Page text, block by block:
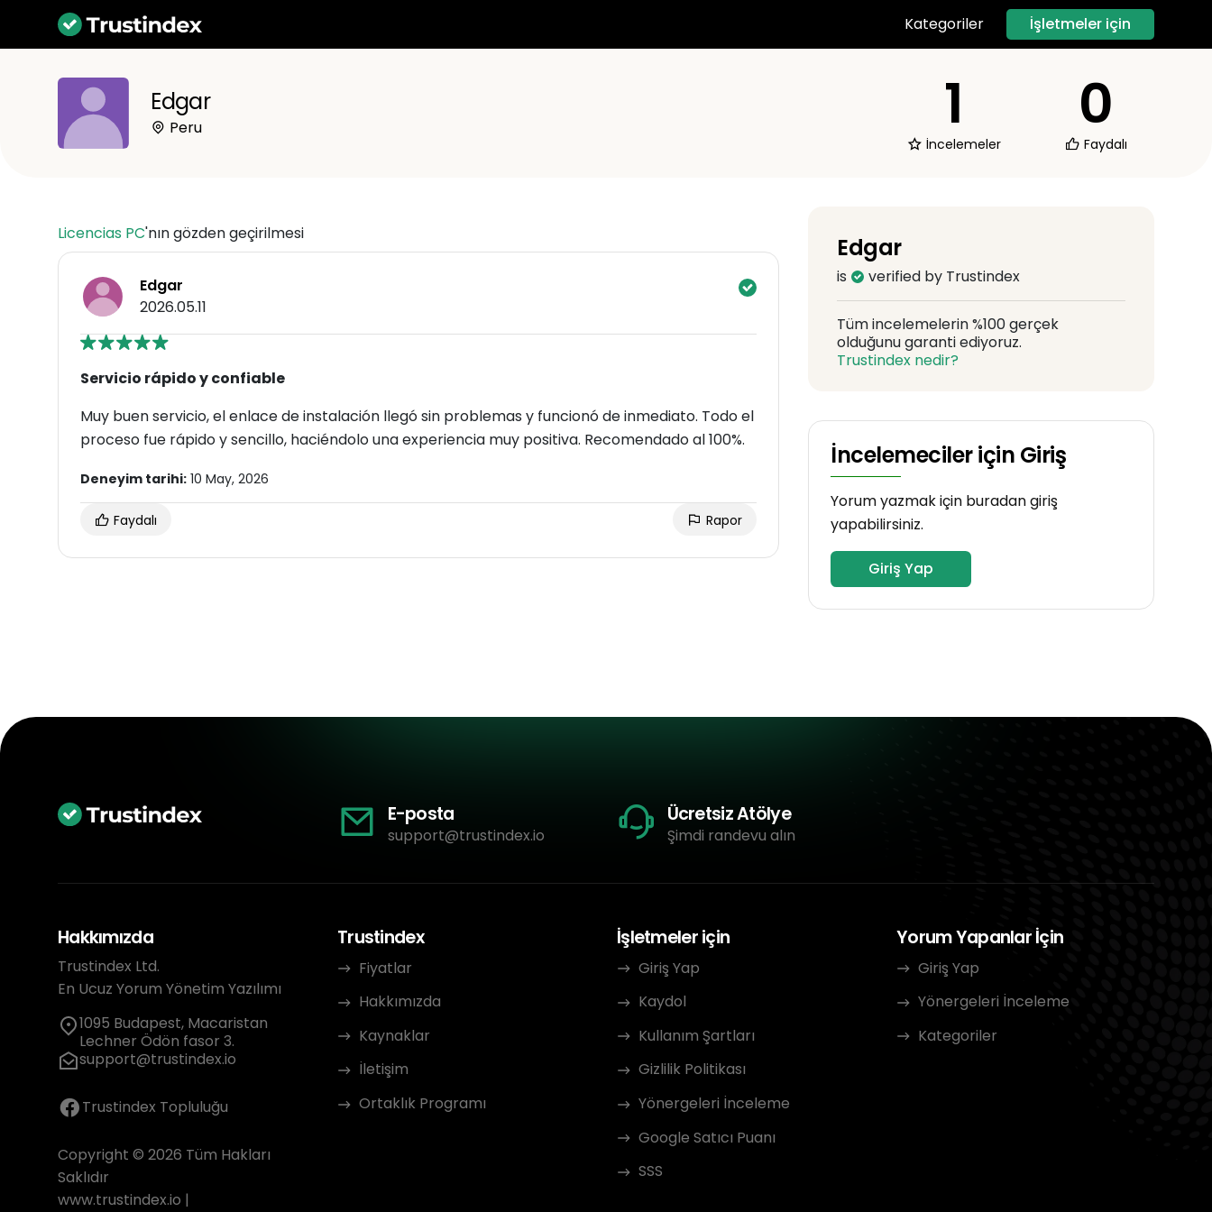
Kategoriler İşletmeler için
Edgar
Peru 1
İncelemeler
0
Faydalı
Licencias PC'nın gözden geçirilmesi
Edgar
2026.05.11
Servicio rápido y confiable
Muy buen servicio, el enlace de instalación llegó sin problemas y funcionó de inmediato. Todo el
proceso fue rápido y sencillo, haciéndolo una experiencia muy positiva. Recomendado al 100%.
Deneyim tarihi: 10 May, 2026
Faydalı Rapor
Edgar
is verified by Trustindex
Tüm incelemelerin %100 gerçek
olduğunu garanti ediyoruz.
Trustindex nedir?
İncelemeciler için Giriş
Yorum yazmak için buradan giriş
yapabilirsiniz.
Giriş Yap
E-posta
support@trustindex.io
Ücretsiz Atölye
Şimdi randevu alın
Hakkımızda
Trustindex Ltd.
En Ucuz Yorum Yönetim Yazılımı
1095 Budapest, Macaristan
Lechner Ödön fasor 3.
support@trustindex.io
Trustindex Topluluğu
Copyright © 2026 Tüm Hakları
Saklıdır
www.trustindex.io |
Trustindex
Fiyatlar
Hakkımızda
Kaynaklar
İletişim
Ortaklık Programı
İşletmeler için
Giriş Yap
Kaydol
Kullanım Şartları
Gizlilik Politikası
Yönergeleri İnceleme
Google Satıcı Puanı
SSS
Yorum Yapanlar İçin
Giriş Yap
Yönergeleri İnceleme
Kategoriler